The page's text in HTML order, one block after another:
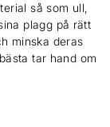
så som ull,
plagg på rätt
minska deras
tar hand om